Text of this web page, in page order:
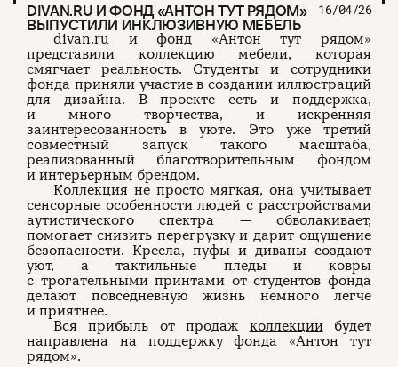
DIVAN.RU И ФОНД «АНТОН ТУТ РЯДОМ»
ВЫПУСТИЛИ ИНКЛЮЗИВНУЮ МЕБЕЛЬ
16/04/26
divan.ru и фонд «Антон тут рядом»
представили коллекцию мебели, которая
смягчает реальность. Студенты и сотрудники
фонда приняли участие в создании иллюстраций
для дизайна. В проекте есть и поддержка,
и много творчества, и искренняя
заинтересованность в уюте. Это уже третий
совместный запуск такого масштаба,
реализованный благотворительным фондом
и интерьерным брендом.
Коллекция не просто мягкая, она учитывает
сенсорные особенности людей с расстройствами
аутистического спектра — обволакивает,
помогает снизить перегрузку и дарит ощущение
безопасности. Кресла, пуфы и диваны создают
уют, а тактильные пледы и ковры
с трогательными принтами от студентов фонда
делают повседневную жизнь немного легче
и приятнее.
Вся прибыль от продаж коллекциибудет
направлена на поддержку фонда «Антон тут
рядом».